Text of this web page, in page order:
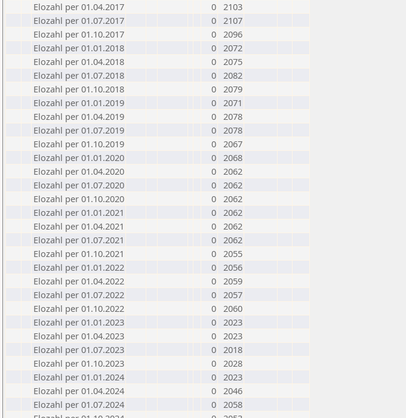
Elozahl per 01.04.2017
0 2103
Elozahl per 01.07.2017
0 2107
Elozahl per 01.10.2017
0 2096
Elozahl per 01.01.2018
0 2072
Elozahl per 01.04.2018
0 2075
Elozahl per 01.07.2018
0 2082
Elozahl per 01.10.2018
0 2079
Elozahl per 01.01.2019
0 2071
Elozahl per 01.04.2019
0 2078
Elozahl per 01.07.2019
0 2078
Elozahl per 01.10.2019
0 2067
Elozahl per 01.01.2020
0 2068
Elozahl per 01.04.2020
0 2062
Elozahl per 01.07.2020
0 2062
Elozahl per 01.10.2020
0 2062
Elozahl per 01.01.2021
0 2062
Elozahl per 01.04.2021
0 2062
Elozahl per 01.07.2021
0 2062
Elozahl per 01.10.2021
0 2055
Elozahl per 01.01.2022
0 2056
Elozahl per 01.04.2022
0 2059
Elozahl per 01.07.2022
0 2057
Elozahl per 01.10.2022
0 2060
Elozahl per 01.01.2023
0 2023
Elozahl per 01.04.2023
0 2023
Elozahl per 01.07.2023
0 2018
Elozahl per 01.10.2023
0 2028
Elozahl per 01.01.2024
0 2023
Elozahl per 01.04.2024
0 2046
Elozahl per 01.07.2024
0 2058